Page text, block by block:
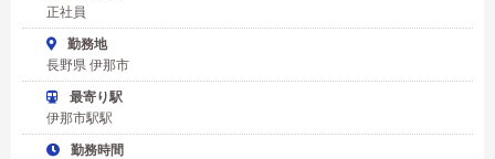
正社員
勤務地
長野県 伊那市
最寄り駅
伊那市駅駅
勤務時間